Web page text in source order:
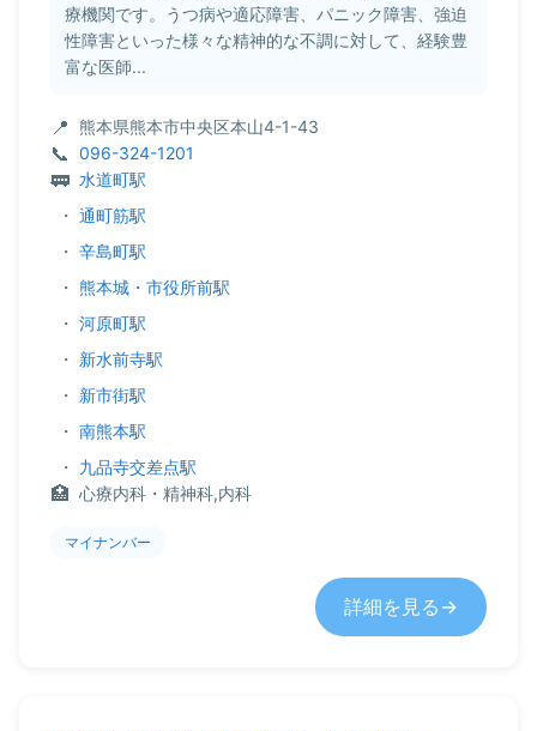
療機関です。うつ病や適応障害、パニック障害、強迫
性障害といった様々な精神的な不調に対して、経験豊
富な医師...
熊本県熊本市中央区本山4-1-43
096-324-1201
水道町駅
・ 通町筋駅
・ 辛島町駅
・ 熊本城・市役所前駅
・ 河原町駅
・ 新水前寺駅
・ 新市街駅
・ 南熊本駅
・ 九品寺交差点駅
心療内科・精神科,内科
マイナンバー
詳細を見る